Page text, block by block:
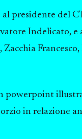
presidente del
Indelicato, e
powerpoint
in relazione